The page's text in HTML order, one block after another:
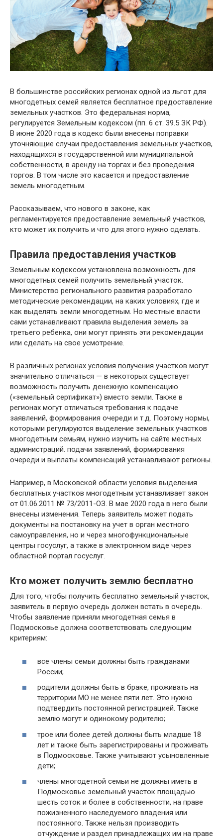
В большинстве российских регионах одной из льгот для
многодетных семей является бесплатное предоставление
земельных участков. Это федеральная норма,
регулируется Земельным кодексом (пп. 6 ст. 39.5 ЗК РФ).
В июне 2020 года в кодекс были внесены поправки
уточняющие случаи предоставления земельных участков,
находящихся в государственной или муниципальной
собственности, в аренду на торгах и без проведения
торгов. В том числе это касается и предоставление
земель многодетным.
Рассказываем, что нового в законе, как
регламентируется предоставление земельный участков,
кто может их получить и что для этого нужно сделать.
Правила предоставления участков
Земельным кодексом установлена возможность для
многодетных семей получить земельный участок.
Министерство регионального развития разработало
методические рекомендации, на каких условиях, где и
как выделять земли многодетным. Но местные власти
сами устанавливают правила выделения земель за
третьего ребенка, они могут принять эти рекомендации
или сделать на свое усмотрение.
В различных регионах условия получения участков могут
значительно отличаться — в некоторых существует
возможность получить денежную компенсацию
(«земельный сертификат») вместо земли. Также в
регионах могут отличаться требования к подаче
заявлений, формирования очереди и т.д. Поэтому нормы,
которыми регулируются выделение земельных участков
многодетным семьям, нужно изучить на сайте местных
администраций. подачи заявлений, формирования
очереди и выплаты компенсаций устанавливают регионы.
Например, в Московской области условия выделения
бесплатных участков многодетным устанавливает закон
от 01.06.2011 № 73/2011-ОЗ. В мае 2020 года в него были
внесены изменения. Теперь заявитель может подать
документы на постановку на учет в орган местного
самоуправления, но и через многофункциональные
центры госуслуг, а также в электронном виде через
областной портал госуслуг.
Кто может получить землю бесплатно
Для того, чтобы получить бесплатно земельный участок,
заявитель в первую очередь должен встать в очередь.
Чтобы заявление приняли многодетная семья в
Подмосковье должна соответствовать следующим
критериям:
все члены семьи должны быть гражданами
России;
родители должны быть в браке, проживать на
территории МО не менее пяти лет. Это нужно
подтвердить постоянной регистрацией. Также
землю могут и одинокому родителю;
трое или более детей должны быть младше 18
лет и также быть зарегистрированы и проживать
в Подмосковье. Также учитывают усыновленные
дети;
члены многодетной семьи не должны иметь в
Подмосковье земельный участок площадью
шесть соток и более в собственности, на праве
пожизненного наследуемого владения или
постоянного. Также нельзя производить
отчуждение и раздел принадлежащих им на праве